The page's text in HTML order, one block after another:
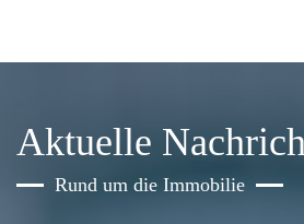
Aktuelle
Rund um die Immobilie